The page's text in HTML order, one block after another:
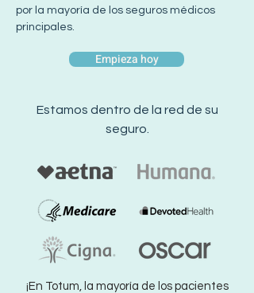
por la mayoría de los seguros médicos
principales.
Empieza hoy
Estamos dentro de la red de su
seguro.
¡En Totum, la mayoría de los pacientes